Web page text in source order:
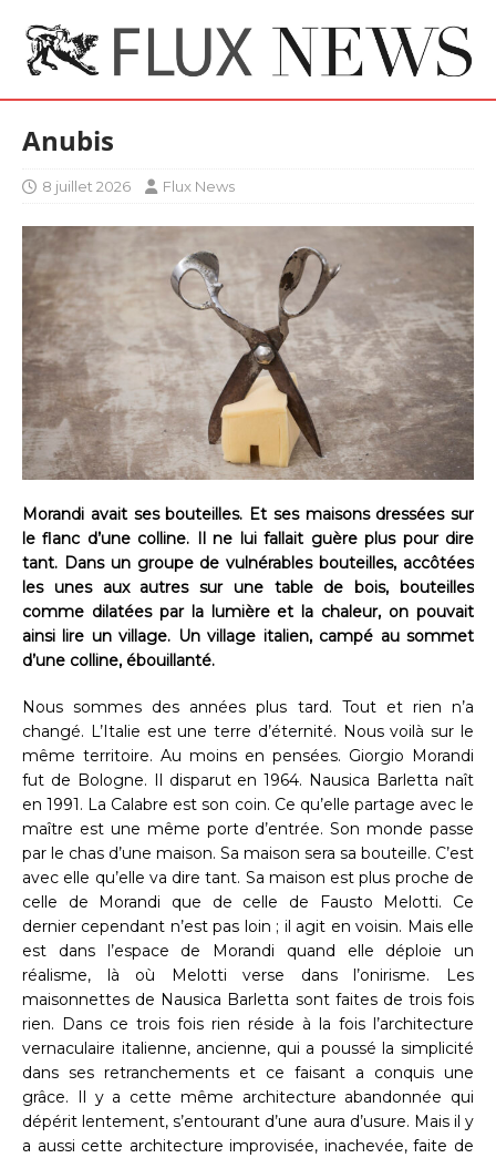
Anubis
8 juillet 2026 Flux News
Morandi avait ses bouteilles. Et ses maisons dressées sur
le flanc d’une colline. Il ne lui fallait guère plus pour dire
tant. Dans un groupe de vulnérables bouteilles, accôtées
les unes aux autres sur une table de bois, bouteilles
comme dilatées par la lumière et la chaleur, on pouvait
ainsi lire un village. Un village italien, campé au sommet
d’une colline, ébouillanté.
Nous sommes des années plus tard. Tout et rien n’a
changé. L’Italie est une terre d’éternité. Nous voilà sur le
même territoire. Au moins en pensées. Giorgio Morandi
fut de Bologne. Il disparut en 1964. Nausica Barletta naît
en 1991. La Calabre est son coin. Ce qu’elle partage avec le
maître est une même porte d’entrée. Son monde passe
par le chas d’une maison. Sa maison sera sa bouteille. C’est
avec elle qu’elle va dire tant. Sa maison est plus proche de
celle de Morandi que de celle de Fausto Melotti. Ce
dernier cependant n’est pas loin ; il agit en voisin. Mais elle
est dans l’espace de Morandi quand elle déploie un
réalisme, là où Melotti verse dans l’onirisme. Les
maisonnettes de Nausica Barletta sont faites de trois fois
rien. Dans ce trois fois rien réside à la fois l’architecture
vernaculaire italienne, ancienne, qui a poussé la simplicité
dans ses retranchements et ce faisant a conquis une
grâce. Il y a cette même architecture abandonnée qui
dépérit lentement, s’entourant d’une aura d’usure. Mais il y
a aussi cette architecture improvisée, inachevée, faite de